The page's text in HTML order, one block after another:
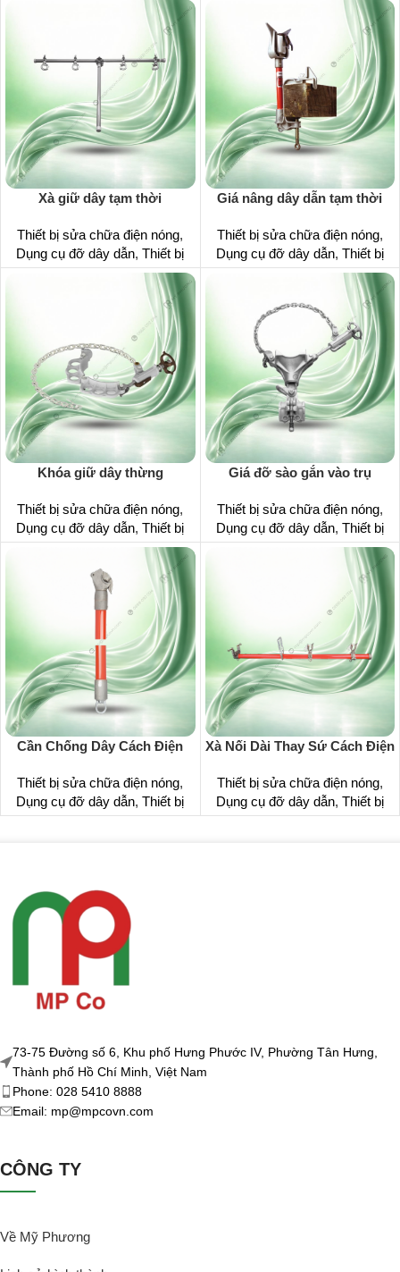
Xà giữ dây tạm thời
Thiết bị sửa chữa điện nóng,
Dụng cụ đỡ dây dẫn,Thiết bị
Giá nâng dây dẫn tạm thời
Thiết bị sửa chữa điện nóng,
Dụng cụ đỡ dây dẫn, Thiết bị
Khóa giữ dây thừng
Thiết bị sửa chữa điện nóng,
Dụng cụ đỡ dây dẫn,Thiết bị
Giá đỡ sào gắn vào trụ
Thiết bị sửa chữa điện nóng,
Dụng cụ đỡ dây dẫn, Thiết bị
Cần Chống Dây Cách Điện
Thiết bị sửa chữa điện nóng,
Dụng cụ đỡ dây dẫn,Thiết bị
Xà Nối Dài Thay Sứ Cách Điện
Thiết bị sửa chữa điện nóng,
Dụng cụ đỡ dây dẫn, Thiết bị
73-75 Đường số 6, Khu phố Hưng Phước IV, Phường Tân Hưng,
Thành phố Hồ Chí Minh, Việt Nam
Phone: 028 5410 8888
Email: mp@mpcovn.com
CÔNG TY
Về Mỹ Phương